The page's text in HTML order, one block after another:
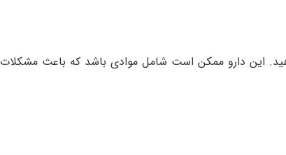
این دارو ممکن است شامل موادی باشد که باعث مشکلات